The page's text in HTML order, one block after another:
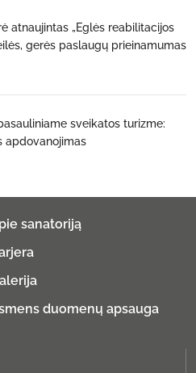
atnaujintas „Eglės reabilitacijos
gerės paslaugų prieinamumas
sveikatos turizme:
apdovanojimas
sanatoriją
duomenų apsauga